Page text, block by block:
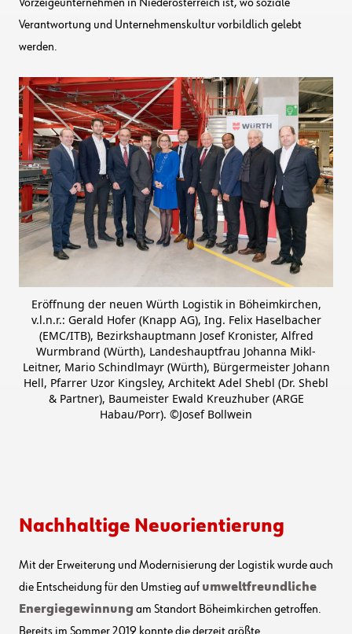
Vorzeigeunternehmen in Niederösterreich ist, wo soziale
Verantwortung und Unternehmenskultur vorbildlich gelebt
werden.
Eröffnung der neuen Würth Logistik in Böheimkirchen,
v.l.n.r.: Gerald Hofer (Knapp AG), Ing. Felix Haselbacher
(EMC/ITB), Bezirkshauptmann Josef Kronister, Alfred
Wurmbrand (Würth), Landeshauptfrau Johanna Mikl-
Leitner, Mario Schindlmayr (Würth), Bürgermeister Johann
Hell, Pfarrer Uzor Kingsley, Architekt Adel Shebl (Dr. Shebl
& Partner), Baumeister Ewald Kreuzhuber (ARGE
Habau/Porr). ©Josef Bollwein
Nachhaltige Neuorientierung
Mit der Erweiterung und Modernisierung der Logistik wurde auch
die Entscheidung für den Umstieg auf umweltfreundliche
Energiegewinnung am Standort Böheimkirchen getroffen.